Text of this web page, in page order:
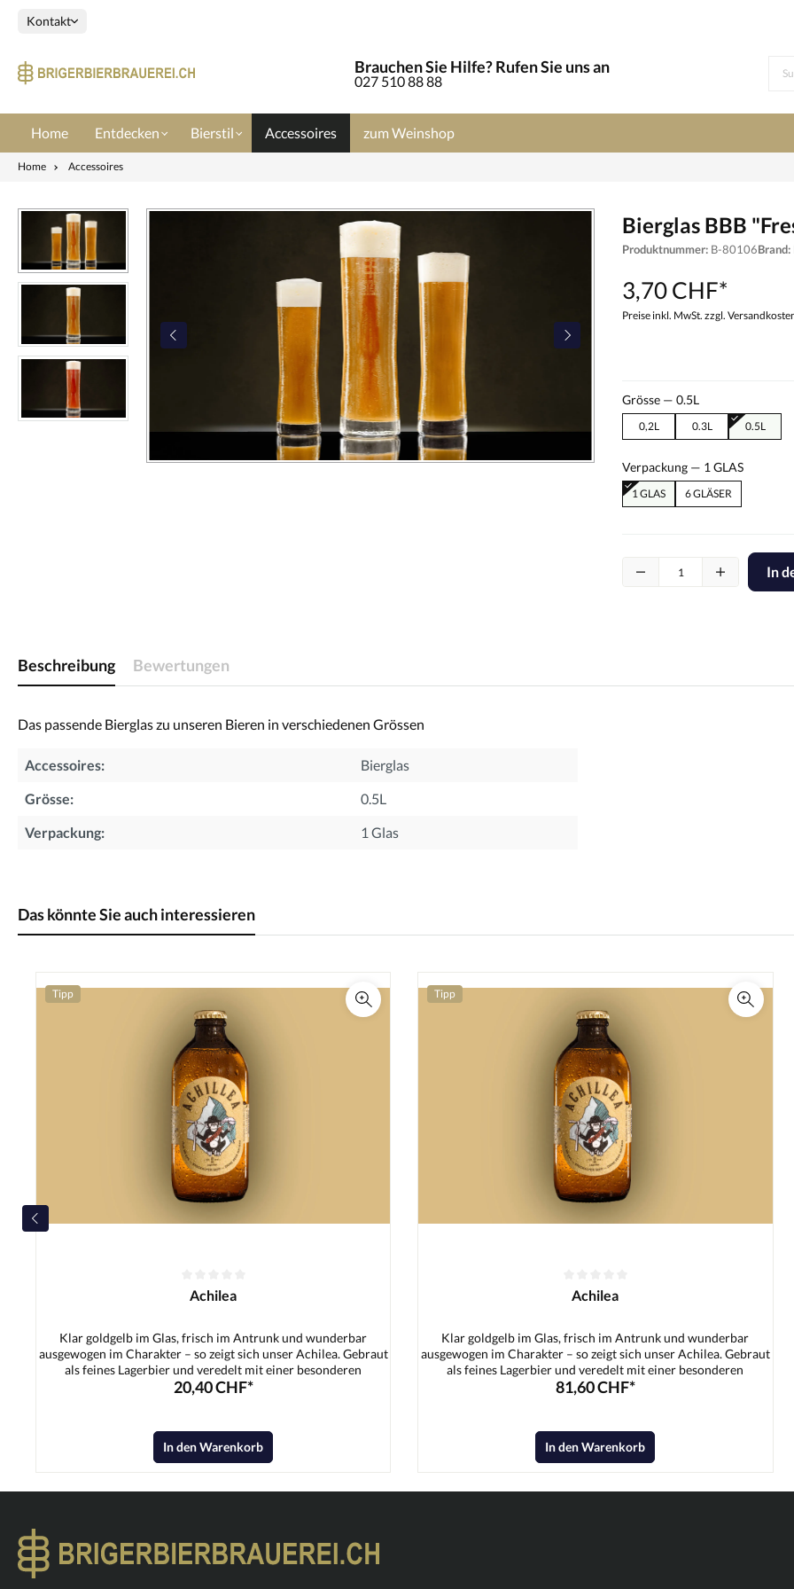
Kontakt
Brauchen Sie Hilfe? Rufen Sie uns an
027 510 88 88
Home Entdecken Bierstil Accessoires zum Weinshop
Home Accessoires
Bierglas BBB
Produktnummer: B-80106Brand:
3,70 CHF*
Preise inkl. MwSt. zzgl.
Grösse — 0.5L
0,2L 0.3L 0.5L
Verpackung — 1 GLAS
1 GLAS 6 GLÄSER
In
Beschreibung Bewertungen
Das passende Bierglas zu unseren Bieren in verschiedenen Grössen
Accessoires:
Bierglas
Grösse:
0.5L
Verpackung:
1 Glas
Das könnte Sie auch interessieren
Tipp
Achilea
Klar goldgelb im Glas, frisch im Antrunk und wunderbar
ausgewogen im Charakter – so zeigt sich unser Achilea. Gebraut
als feines Lagerbier und veredelt mit einer besonderen
Schafgarbe, bekommt dieses Bier genau das, was ihm seinen
dem schlanken Malzkörper und einer sanften, sauber
eingebundenen Bittere. Das Ergebnis ist ein erfrischendes,
überraschend vielschichtiges Lager, das leicht trinkbar bleibt –
20,40 CHF*
In den Warenkorb
Tipp
Achilea
Klar goldgelb im Glas, frisch im Antrunk und wunderbar
ausgewogen im Charakter – so zeigt sich unser Achilea. Gebraut
als feines Lagerbier und veredelt mit einer besonderen
Schafgarbe, bekommt dieses Bier genau das, was ihm seinen
dem schlanken Malzkörper und einer sanften, sauber
eingebundenen Bittere. Das Ergebnis ist ein erfrischendes,
überraschend vielschichtiges Lager, das leicht trinkbar bleibt –
81,60 CHF*
In den Warenkorb